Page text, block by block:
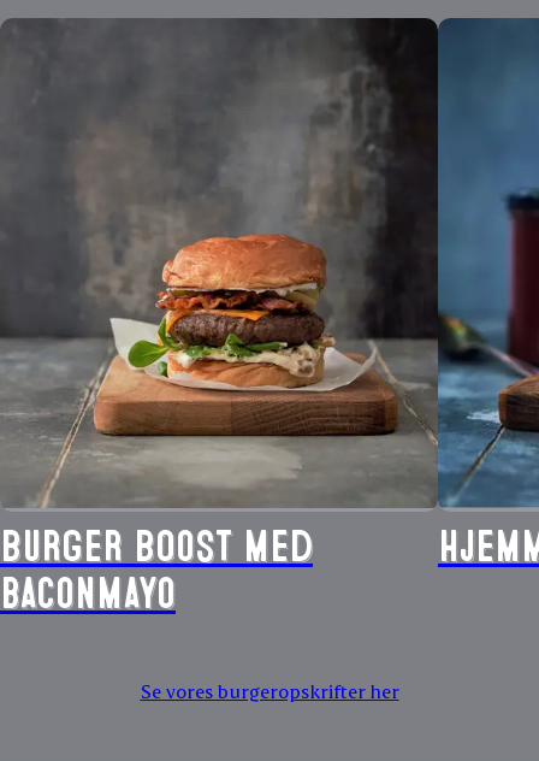
Burger BOOST med
baconmayo
Se vores burgeropskrifter her